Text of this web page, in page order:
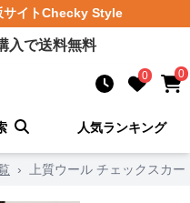
イトChecky Style
入で送料無料
0 0
人気ランキング
› 上質ウール チェックスカ